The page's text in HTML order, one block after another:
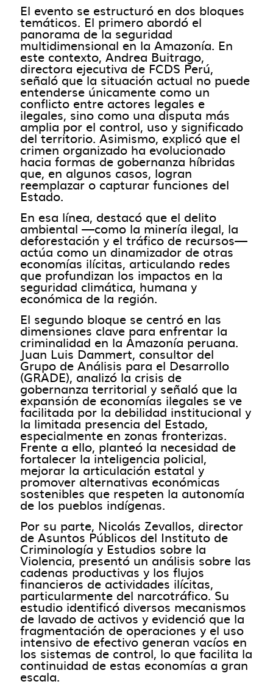
El evento se estructuró en dos bloques
temáticos. El primero abordó el
panorama de la seguridad
multidimensional en la Amazonía. En
este contexto, Andrea Buitrago,
directora ejecutiva de FCDS Perú,
señaló que la situación actual no puede
entenderse únicamente como un
conflicto entre actores legales e
ilegales, sino como una disputa más
amplia por el control, uso y significado
del territorio. Asimismo, explicó que el
crimen organizado ha evolucionado
hacia formas de gobernanza híbridas
que, en algunos casos, logran
reemplazar o capturar funciones del
Estado.
En esa línea, destacó que el delito
ambiental —como la minería ilegal, la
deforestación y el tráfico de recursos—
actúa como un dinamizador de otras
economías ilícitas, articulando redes
que profundizan los impactos en la
seguridad climática, humana y
económica de la región.
El segundo bloque se centró en las
dimensiones clave para enfrentar la
criminalidad en la Amazonía peruana.
Juan Luis Dammert, consultor del
Grupo de Análisis para el Desarrollo
(GRADE), analizó la crisis de
gobernanza territorial y señaló que la
expansión de economías ilegales se ve
facilitada por la debilidad institucional y
la limitada presencia del Estado,
especialmente en zonas fronterizas.
Frente a ello, planteó la necesidad de
fortalecer la inteligencia policial,
mejorar la articulación estatal y
promover alternativas económicas
sostenibles que respeten la autonomía
de los pueblos indígenas.
Por su parte, Nicolás Zevallos, director
de Asuntos Públicos del Instituto de
Criminología y Estudios sobre la
Violencia, presentó un análisis sobre las
cadenas productivas y los flujos
financieros de actividades ilícitas,
particularmente del narcotráfico. Su
estudio identificó diversos mecanismos
de lavado de activos y evidenció que la
fragmentación de operaciones y el uso
intensivo de efectivo generan vacíos en
los sistemas de control, lo que facilita la
continuidad de estas economías a gran
escala.